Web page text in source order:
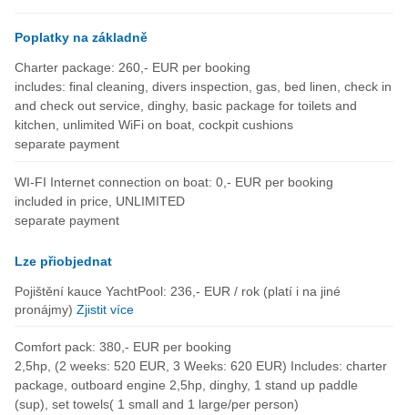
Poplatky na základně
Charter package: 260,- EUR per booking
includes: final cleaning, divers inspection, gas, bed linen, check in
and check out service, dinghy, basic package for toilets and
kitchen, unlimited WiFi on boat, cockpit cushions
separate payment
WI-FI Internet connection on boat: 0,- EUR per booking
included in price, UNLIMITED
separate payment
Lze přiobjednat
Pojištění kauce YachtPool: 236,- EUR / rok (platí i na jiné
pronájmy) Zjistit více
Comfort pack: 380,- EUR per booking
2,5hp, (2 weeks: 520 EUR, 3 Weeks: 620 EUR) Includes: charter
package, outboard engine 2,5hp, dinghy, 1 stand up paddle
(sup), set towels( 1 small and 1 large/per person)